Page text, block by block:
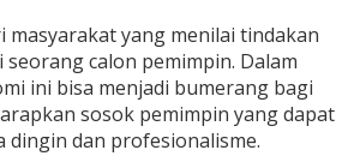
yang menilai tindakan
calon pemimpin. Dalam
ini bisa menjadi bumerang bagi
sosok pemimpin yang dapat
dingin dan profesionalisme.